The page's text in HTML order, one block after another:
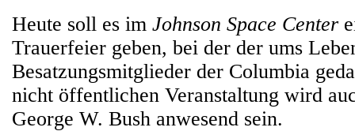
Heute soll es im Johnson Space Center
Trauerfeier geben, bei der der ums
Besatzungsmitglieder der Columbia
nicht öffentlichen Veranstaltung wird
George W. Bush anwesend sein.